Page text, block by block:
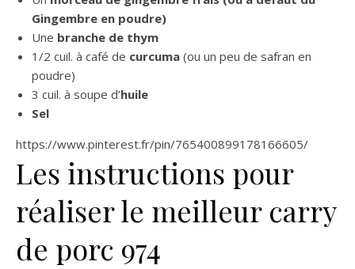
Gingembre en poudre)
Une branche de thym
1/2 cuil. à café de curcuma (ou un peu de safran en
poudre)
3 cuil. à soupe d’huile
Sel
https://www.pinterest.fr/pin/765400899178166605/
Les instructions pour
réaliser le meilleur carry
de porc 974